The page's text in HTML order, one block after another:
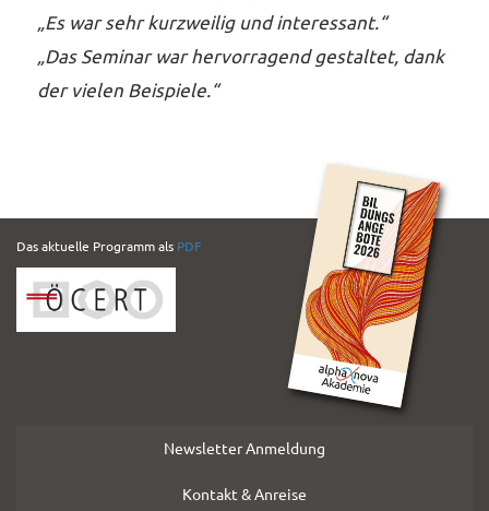
„Es war sehr kurzweilig und interessant.“
„Das Seminar war hervorragend gestaltet, dank
der vielen Beispiele.“
PDF
Folder
Das aktuelle Programm als PDF
Newsletter Anmeldung
Kontakt & Anreise